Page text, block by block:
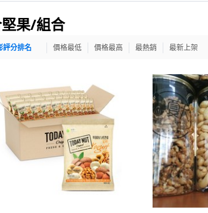
果/組合
評分排名 價格最低 價格最高 最熱銷 最新上架